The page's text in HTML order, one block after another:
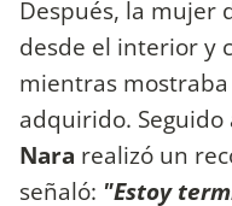
Después, la mujer
desde el interior y
mientras
adquirido. Seguido
Nara realizó un
señaló: "Estoy